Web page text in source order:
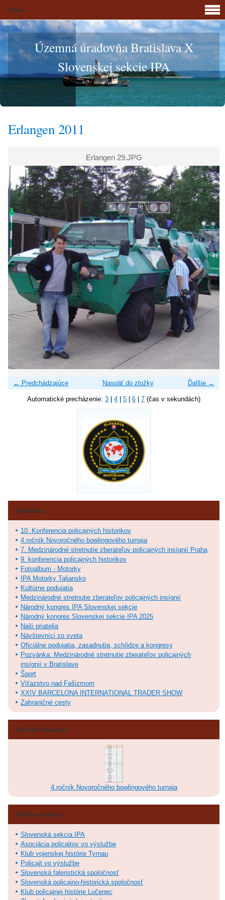
Územná úradovňa Bratislava X
Slovenskej sekcie IPA
Erlangen 2011
Erlangen 29.JPG
← Predchádzajúce Ďalšie →
Naspäť do zložky
Automatické precházenie: 3 4 5 6 7 (čas v sekundách)
Menu
Fotoalbum
10. Konferencia policajných historikov
4.ročník Novoročného bowlingového turnaja
7. Medzinárodné stretnutie zberateľov policajných insígnií Praha
9. konferencia policajných historikov
Fotoalbum - Motorky
IPA Motorky Taliansko
Kultúrne podujatia
Medzinárodné stretnutie zberateľov policajných insígnií
Národný kongres IPA Slovenskej sekcie
Národný kongres Slovenskej sekcie IPA 2025
Naši priatelia
Návštevníci zo sveta
Oficiálne podujatia, zasadnutia, schôdze a kongresy
Pozvánka: Medzinárodné stretnutie zberateľov policajných
insígnií v Bratislave
Šport
Víťazstvo nad Fašizmom
XXIV BARCELONA INTERNATIONAL TRADER SHOW
Zahraničné cesty
Posledné fotografie
4.ročník Novoročného bowlingového turnaja
Obľúbené odkazy
Slovenská sekcia IPA
Asociácia policajtov vo výslužbe
Klub vojenskej histórie Tyrnau
Policajt vo výslužbe
Slovenská faleristická spoločnosť
Slovenská policajno-historická spoločnosť
Klub policajnej histórie Lučenec